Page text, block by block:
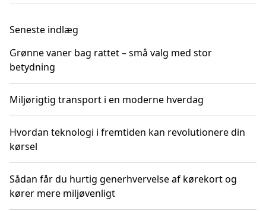
Seneste indlæg
Grønne vaner bag rattet – små valg med stor
betydning
Miljørigtig transport i en moderne hverdag
Hvordan teknologi i fremtiden kan revolutionere din
kørsel
Sådan får du hurtig generhvervelse af kørekort og
kører mere miljøvenligt